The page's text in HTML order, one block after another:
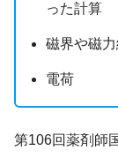
った計算
磁界や磁力
電荷
第106回薬剤師